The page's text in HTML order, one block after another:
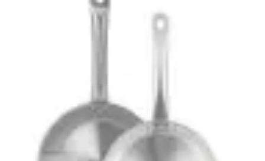
Consejos de ViajeSostenibilidad en los
Experiencias de Viaje